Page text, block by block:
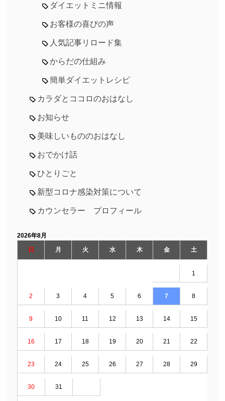
ダイエットミニ情報
お客様の喜びの声
人気記事リロード集
からだの仕組み
簡単ダイエットレシピ
カラダとココロのおはなし
お知らせ
美味しいもののおはなし
おでかけ話
ひとりごと
新型コロナ感染対策について
カウンセラー プロフィール
2026年8月
日
月 火 水 木 金 土
1
2 3 4 5 6 7 8
9 10 11 12 13 14 15
16 17 18 19 20 21 22
23 24 25 26 27 28 29
30 31